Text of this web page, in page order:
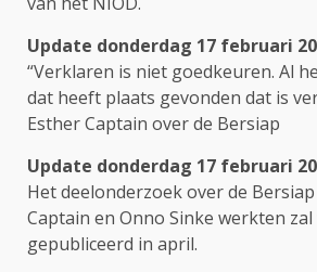
Update donderdag 17 februari
“Verklaren is niet goedkeuren. Al
dat heeft plaats gevonden dat is
Esther Captain over de Bersiap
Update donderdag 17 februari
Het deelonderzoek over de
Captain en Onno Sinke werkten
gepubliceerd in april.